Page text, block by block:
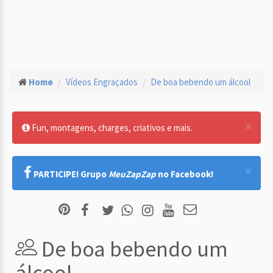
Home Vídeos Engraçados De boa bebendo um álcool
×
Fun, montagens, charges, criativos e mais.
×
PARTICIPE! Grupo MeuZapZap no Facebook!
De boa bebendo um